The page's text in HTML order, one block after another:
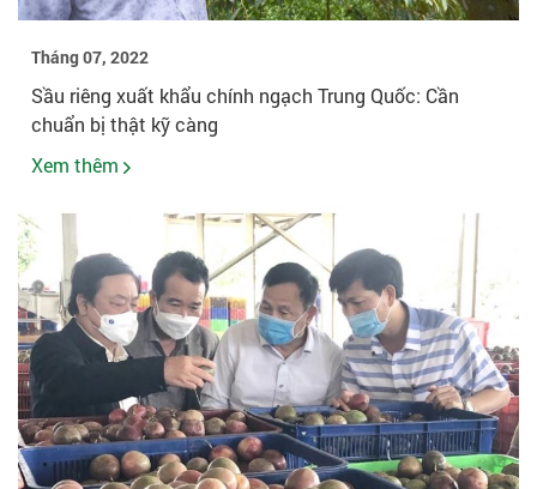
Tháng 07, 2022
Sầu riêng xuất khẩu chính ngạch Trung Quốc: Cần
chuẩn bị thật kỹ càng
Xem thêm